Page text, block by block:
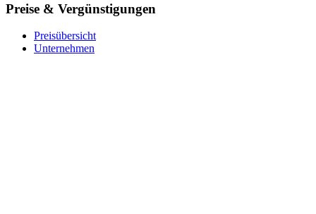
Preise & Vergünstigungen
Preisübersicht
Unternehmen